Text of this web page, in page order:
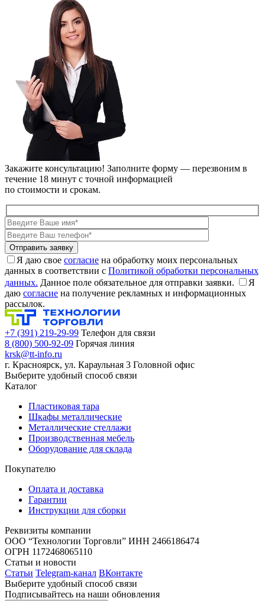
Закажите консультацию! Заполните форму — перезвоним в
течение 18 минут с точной информацией
по стоимости и срокам.
Я даю свое согласие на обработку моих персональных
данных в соответствии с Политикой обработки персональных
данных. Данное поле обязательное для отправки заявки.
Я
даю согласие на получение рекламных и информационных
рассылок.
+7 (391) 219-29-99 Телефон для связи
8 (800) 500-92-09 Горячая линия
krsk@tt-info.ru
г. Красноярск, ул. Караульная 3 Головной офис
Выберите удобный способ связи
Каталог
Пластиковая тара
Шкафы металлические
Металлические стеллажи
Производственная мебель
Оборудование для склада
Покупателю
Оплата и доставка
Гарантии
Инструкции для сборки
Реквизиты компании
ООО “Технологии Торговли” ИНН 2466186474
ОГРН 1172468065110
Статьи и новости
Статьи Telegram-канал ВКонтакте
Выберите удобный способ связи
Подписывайтесь на наши обновления